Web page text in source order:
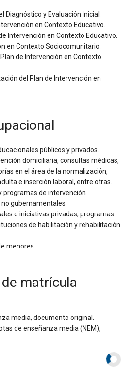
Diagnóstico y Evaluación Inicial.
en Contexto Educativo.
Intervención en Contexto Educativo.
en Contexto Sociocomunitario.
de Intervención en Contexto
del Plan de Intervención en
públicos y privados.
domiciliaria, consultas médicas,
en el área de la normalización,
e inserción laboral, entre otras.
programas de intervención
gubernamentales.
o iniciativas privadas, programas
de habilitación y rehabilitación
menores.
matrícula
media, documento original.
de enseñanza media (NEM),